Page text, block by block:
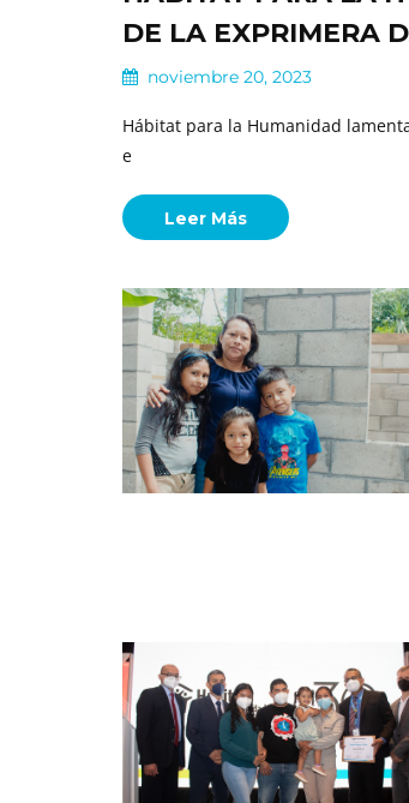
DE LA EXPRIMERA
noviembre 20, 2023
Hábitat para la Humanidad
e
Leer Más